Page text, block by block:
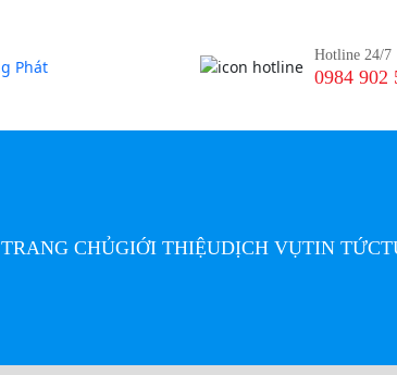
Hotline 24/7
0984 902
TRANG CHỦGIỚI THIỆUDỊCH VỤTIN TỨC